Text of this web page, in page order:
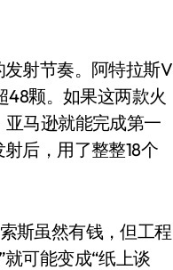
射节奏。阿特拉斯V
48颗。如果这两款火
马逊就能完成第一
后，用了整整18个
斯虽然有钱，但工程
可能变成“纸上谈